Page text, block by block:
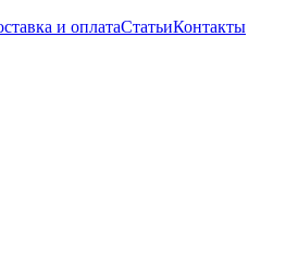
и оплатаСтатьиКонтакты